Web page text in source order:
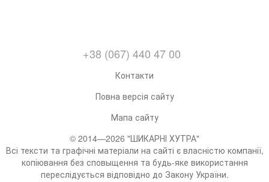
+38 (067) 440 47 00
Контакти
Повна версія сайту
Мапа сайту
© 2014—2026 "ШИКАРНІ ХУТРА"
Всі тексти та графічні матеріали на сайті є власністю компанії,
копіювання без сповыщення та будь-яке використання
переслідується відповідно до Закону України.